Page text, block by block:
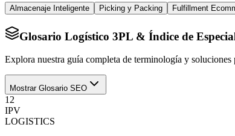
Almacenaje Inteligente Picking y Packing Fulfillment
Glosario Logístico 3PL & Índice de
Explora nuestra guía completa de terminología y
Mostrar Glosario SEO
12
IPV
LOGISTICS